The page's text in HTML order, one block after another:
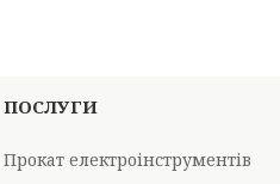
ПОСЛУГИ
Прокат електроінструментів